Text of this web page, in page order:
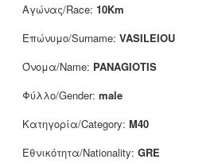
Αγώνας/Race: 10Km
Επώνυμο/Surname: VASILEIOU
Όνομα/Name: PANAGIOTIS
Φύλλο/Gender: male
Κατηγορία/Category: M40
Εθνικότητα/Nationality: GRE